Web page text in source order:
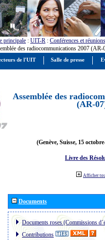
principale : UIT-R : Conférences et réunions
des radiocommunications 2007 (AR-
Assemblée des
(AR-
(Genève, Suisse, 15
Livre des
Afficher
Documents
Documents roses (Commissions
Contributions
de l'UIT Salle de presse